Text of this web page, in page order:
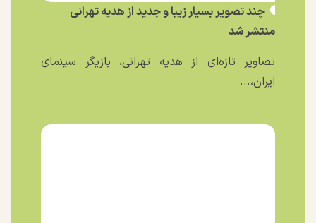
چند تصویر بسیار زیبا و جدید از هدیه تهرانی
منتشر شد
تصاویر تازه‌ای از هدیه تهرانی، بازیگر سینمای
ایران،...